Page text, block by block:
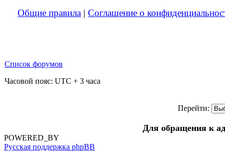
Общие правила | Соглашение о
Список форумов
Часовой пояс: UTC + 3 часа
Перейти:
Для обращения к
POWERED_BY
Русская поддержка phpBB